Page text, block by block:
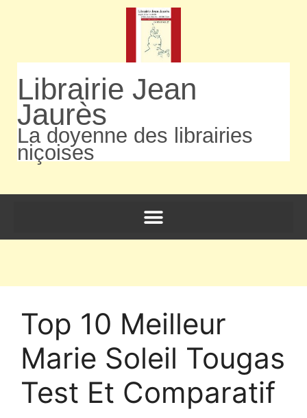
Librairie Jean
Jaurès
La doyenne des librairies
niçoises
Top 10 Meilleur
Marie Soleil Tougas
Test Et Comparatif